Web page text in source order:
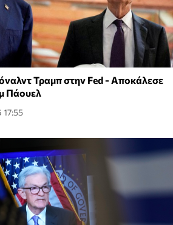
Τραμπ στην Fed - Αποκάλεσε
Πάουελ
17:55